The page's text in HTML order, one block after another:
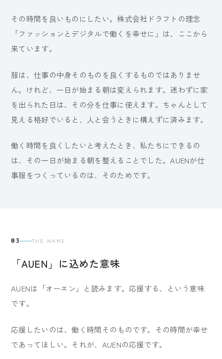
その時間を良いものにしたい。株式会社ドラフトの理念
「ファッションとデジタルで働くを幸せに」は、ここから
来ています。
服は、仕事の中身そのものを良くするものではありませ
ん。けれど、一日が始まる朝は変えられます。迷わずに家
を出られた日は、その分を仕事に使えます。ちゃんとして
見える格好でいると、人と会うときに構えずに済みます。
働く時間を良くしたいと考えたとき、私たちにできるの
は、その一日が始まる朝を整えることでした。AUENが仕
事服をつくっているのは、そのためです。
03 THE NAME
「AUEN」に込めた意味
AUENは「オーエン」と読みます。応援する、という意味
です。
応援したいのは、働く時間そのものです。その時間が幸せ
であってほしい。それが、AUENの応援です。